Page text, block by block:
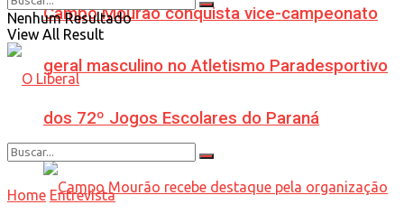
Campo Mourão conquista vice-campeonato
geral masculino no Atletismo Paradesportivo
dos 72º Jogos Escolares do Paraná
Nenhum Resultado
View All Result
Home Entrevista